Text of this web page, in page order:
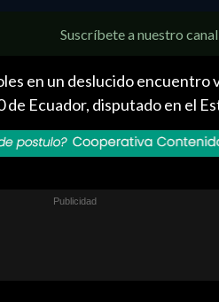
Suscríbete a nuestro
en un deslucido encuentro
de Ecuador, disputado en el